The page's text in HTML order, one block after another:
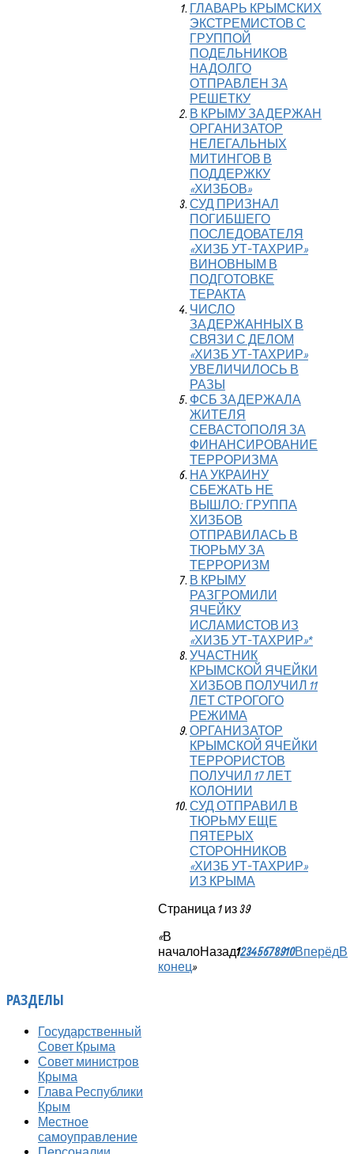
ГЛАВАРЬ КРЫМСКИХ
ЭКСТРЕМИСТОВ С
ГРУППОЙ
ПОДЕЛЬНИКОВ
НАДОЛГО
ОТПРАВЛЕН ЗА
РЕШЕТКУ
В КРЫМУ ЗАДЕРЖАН
ОРГАНИЗАТОР
НЕЛЕГАЛЬНЫХ
МИТИНГОВ В
ПОДДЕРЖКУ
«ХИЗБОВ»
СУД ПРИЗНАЛ
ПОГИБШЕГО
ПОСЛЕДОВАТЕЛЯ
«ХИЗБ УТ-ТАХРИР»
ВИНОВНЫМ В
ПОДГОТОВКЕ
ТЕРАКТА
ЧИСЛО
ЗАДЕРЖАННЫХ В
СВЯЗИ С ДЕЛОМ
«ХИЗБ УТ-ТАХРИР»
УВЕЛИЧИЛОСЬ В
РАЗЫ
ФСБ ЗАДЕРЖАЛА
ЖИТЕЛЯ
СЕВАСТОПОЛЯ ЗА
ФИНАНСИРОВАНИЕ
ТЕРРОРИЗМА
НА УКРАИНУ
СБЕЖАТЬ НЕ
ВЫШЛО: ГРУППА
ХИЗБОВ
ОТПРАВИЛАСЬ В
ТЮРЬМУ ЗА
ТЕРРОРИЗМ
В КРЫМУ
РАЗГРОМИЛИ
ЯЧЕЙКУ
ИСЛАМИСТОВ ИЗ
«ХИЗБ УТ-ТАХРИР»*
УЧАСТНИК
КРЫМСКОЙ ЯЧЕЙКИ
ХИЗБОВ ПОЛУЧИЛ 11
ЛЕТ СТРОГОГО
РЕЖИМА
ОРГАНИЗАТОР
КРЫМСКОЙ ЯЧЕЙКИ
ТЕРРОРИСТОВ
ПОЛУЧИЛ 17 ЛЕТ
КОЛОНИИ
СУД ОТПРАВИЛ В
ТЮРЬМУ ЕЩЕ
ПЯТЕРЫХ
СТОРОННИКОВ
«ХИЗБ УТ-ТАХРИР»
ИЗ КРЫМА
Страница 1 из 39
«В
началоНазад12345678910ВперёдВ
конец»
РАЗДЕЛЫ
Государственный
Совет Крыма
Совет министров
Крыма
Глава Республики
Крым
Местное
самоуправление